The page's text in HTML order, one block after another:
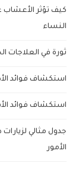
كيف تؤثر الأعشاب
النساء
ثورة في العلاجات
استكشاف فوائد
استكشاف فوائد
جدول مثالي
الأمور